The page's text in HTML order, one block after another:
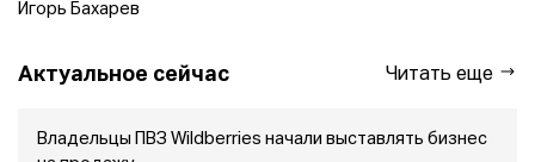
Игорь Бахарев
Актуальное сейчас Читать еще
Владельцы ПВЗ Wildberries начали выставлять бизнес